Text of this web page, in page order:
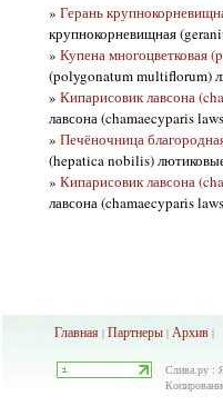
» Герань
крупнокорневищная
» Купена многоцветковая
(polygonatum multiflorum)
» Кипарисовик лавсона
лавсона (chamaecyparis
» Печёночница
(hepatica nobilis)
» Кипарисовик лавсона
лавсона (chamaecyparis
Главная| Партнеры| Архив|
Слива.ру :